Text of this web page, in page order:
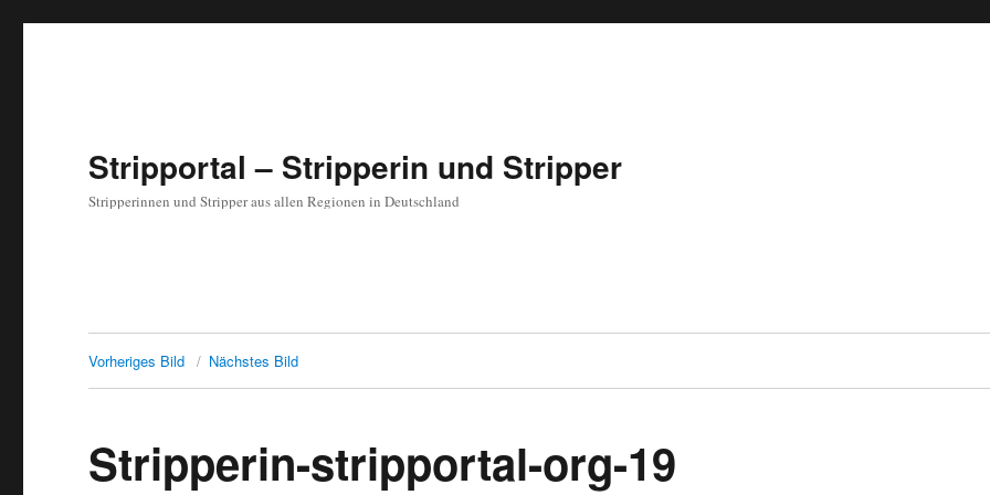
Stripportal – Stripperin und Stripper
Stripperinnen und Stripper aus allen Regionen in Deutschland
Vorheriges Bild Nächstes Bild
Stripperin-stripportal-org-19